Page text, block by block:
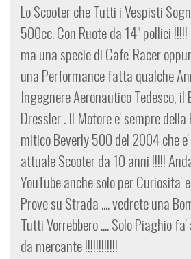
Lo Scooter che Tutti i Vespisti
500cc. Con Ruote da 14" pollici
ma una specie di Cafe' Racer
una Performance fatta qualche
Ingegnere Aeronautico Tedesco, il
Dressler . Il Motore e' sempre
mitico Beverly 500 del 2004 che
attuale Scooter da 10 anni !!!!!
YouTube anche solo per Curiosita'
Prove su Strada .... vedrete una
Tutti Vorrebbero .... Solo Piaghio
da mercante !!!!!!!!!!!!